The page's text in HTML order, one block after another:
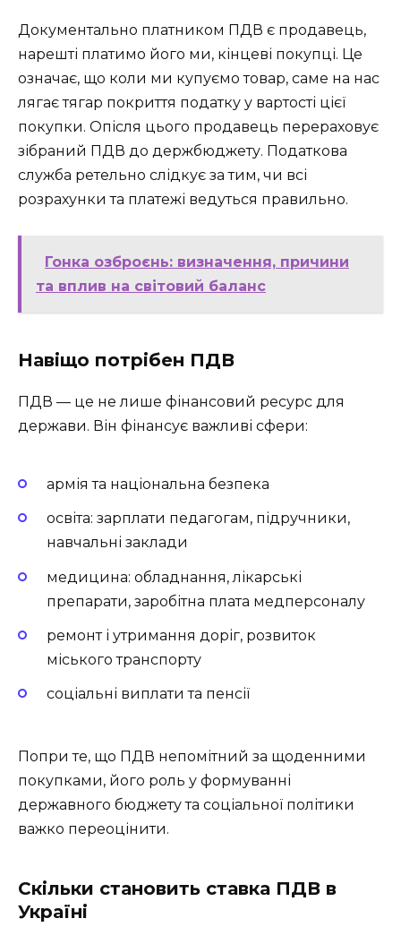
Документально платником ПДВ є продавець,
нарешті платимо його ми, кінцеві покупці. Це
означає, що коли ми купуємо товар, саме на нас
лягає тягар покриття податку у вартості цієї
покупки. Опісля цього продавець перераховує
зібраний ПДВ до держбюджету. Податкова
служба ретельно слідкує за тим, чи всі
розрахунки та платежі ведуться правильно.
Гонка озброєнь: визначення, причини
та вплив на світовий баланс
Навіщо потрібен ПДВ
ПДВ — це не лише фінансовий ресурс для
держави. Він фінансує важливі сфери:
армія та національна безпека
освіта: зарплати педагогам, підручники,
навчальні заклади
медицина: обладнання, лікарські
препарати, заробітна плата медперсоналу
ремонт і утримання доріг, розвиток
міського транспорту
соціальні виплати та пенсії
Попри те, що ПДВ непомітний за щоденними
покупками, його роль у формуванні
державного бюджету та соціальної політики
важко переоцінити.
Скільки становить ставка ПДВ в
Україні